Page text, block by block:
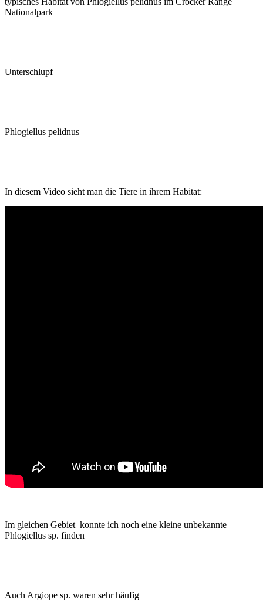
Nationalpark
Unterschlupf
Phlogiellus pelidnus
In diesem Video sieht man die Tiere in ihrem Habitat:
Im gleichen Gebiet konnte ich noch eine kleine unbekannte
Phlogiellus sp. finden
Auch Argiope sp. waren sehr häufig